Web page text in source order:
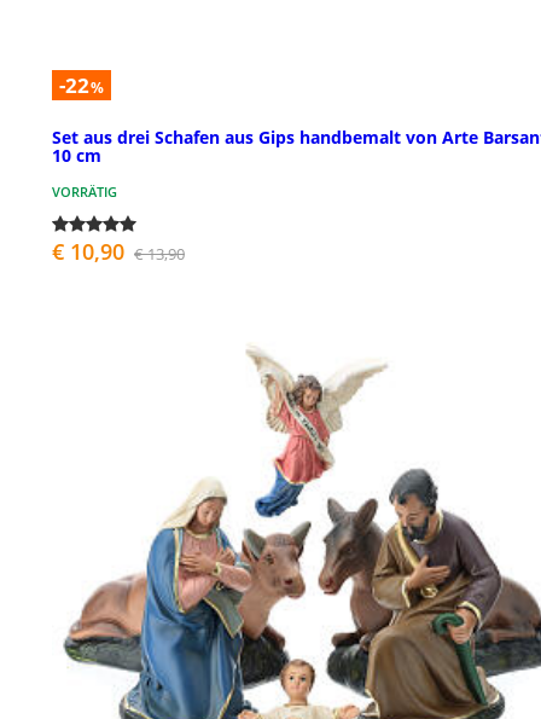
-22%
Set aus drei Schafen aus Gips handbemalt von Arte
10 cm
VORRÄTIG
€ 10,90 € 13,90